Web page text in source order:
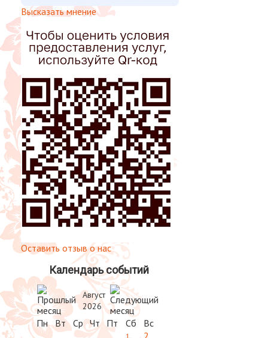
Высказать мнение
Оставить отзыв о нас
Календарь событий
Август
2026
Пн Вт Ср Чт Пт Сб Вс
1 2